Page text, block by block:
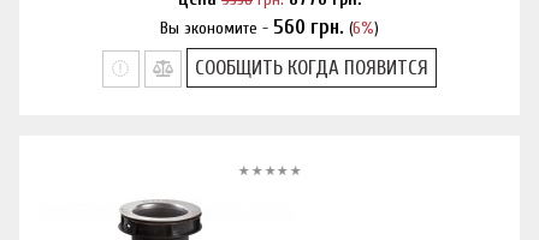
Вы экономите - 560 грн. (6%)
Нашли дешевле?
СООБЩИТЬ КОГДА ПОЯВИТСЯ